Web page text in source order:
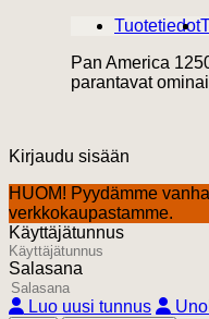
Tuotetiedot
Pan America
parantavat
Kirjaudu sisään
HUOM! Pyydämme
verkkokaupastamme.
Käyttäjätunnus
Salasana
Luo uusi tunnus